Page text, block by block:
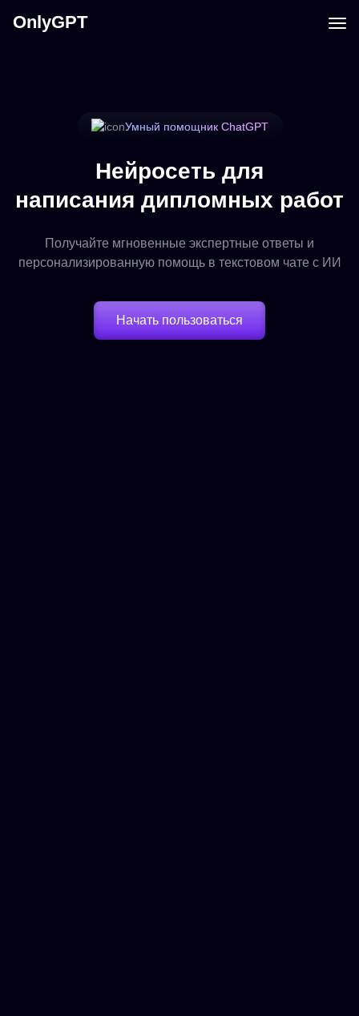
OnlyGPT
Умный помощник ChatGPT
Нейросеть для
написания дипломных работ
Получайте мгновенные экспертные ответы и
персонализированную помощь в текстовом чате с ИИ
Начать пользоваться